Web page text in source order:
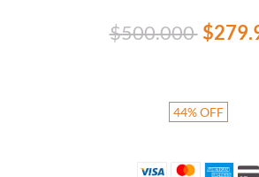
$500.000
44%OFF